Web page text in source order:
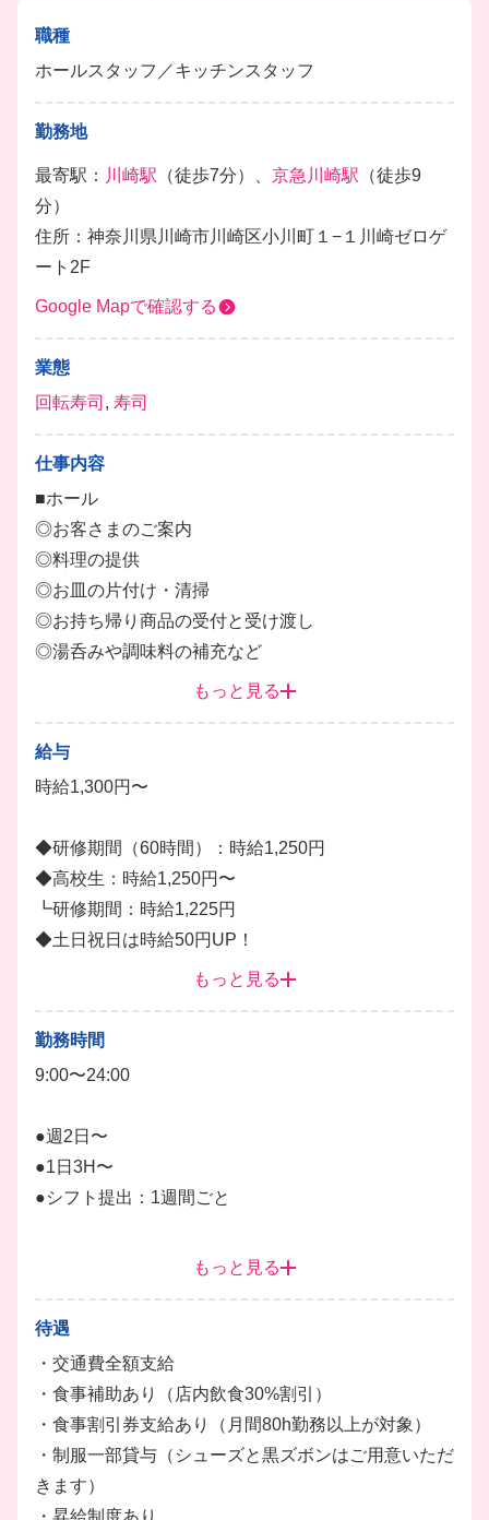
職種
ホールスタッフ／キッチンスタッフ
勤務地
最寄駅： 川崎駅 （徒歩7分）、 京急川崎駅 （徒歩9
分）
住所：神奈川県川崎市川崎区小川町１−１川崎ゼロゲ
ート2F
Google Mapで確認する
業態
回転寿司 , 寿司
仕事内容
■ホール
◎お客さまのご案内
◎料理の提供
◎お皿の片付け・清掃
◎お持ち帰り商品の受付と受け渡し
◎湯呑みや調味料の補充など
◎簡単な仕込み
◎簡単な調理補助・盛り付け
◎厨房の清掃など
最新システム導入で、お皿の集計や難しい調理もとっ
てもスムーズ！
るので安心してスタートできます。
10代〜20代の学生さんが中心に活躍しているから、
学校以外の友達もたくさんできちゃうかも✨
1週間ごとのシフト制で、テスト期間や遊びの予定も
髪色自由＆ピアスOKなど、自分らしいスタイルのま
ま働けるのも魅力♪
間と一緒にワイワイ楽しく働いてみませんか？
キッチン ホール 調理 調理補助 ドリンク
もっと見る
給与
時給1,300円〜
◆研修期間（60時間）：時給1,250円
◆高校生：時給1,250円〜
┗研修期間：時給1,225円
◆土日祝日は時給50円UP！
◆22:00以降は時給25%UP！
もっと見る
勤務時間
9:00〜24:00
●週2日〜
●1日3H〜
●シフト提出：1週間ごと
朝の開店前準備からランチタイム、夕方以降のディナ
もっと見る
待遇
・交通費全額支給
・食事補助あり（店内飲食30%割引）
・食事割引券支給あり（月間80h勤務以上が対象）
・制服一部貸与（シューズと黒ズボンはご用意いただ
きます）
・昇給制度あり